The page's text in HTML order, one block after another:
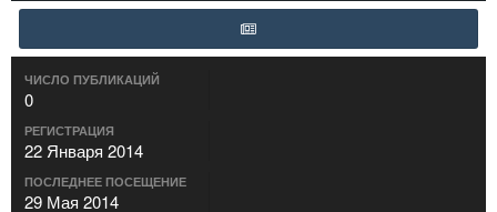
ЧИСЛО ПУБЛИКАЦИЙ
0
РЕГИСТРАЦИЯ
22 Января 2014
ПОСЛЕДНЕЕ ПОСЕЩЕНИЕ
29 Мая 2014